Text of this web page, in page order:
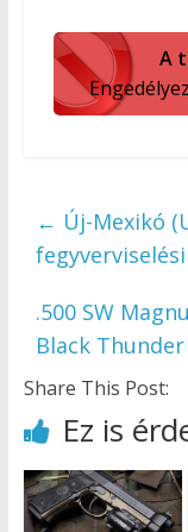
A
← Új-Mexikó
.500 SW
Black Thunder
Share This Post:
Ez is